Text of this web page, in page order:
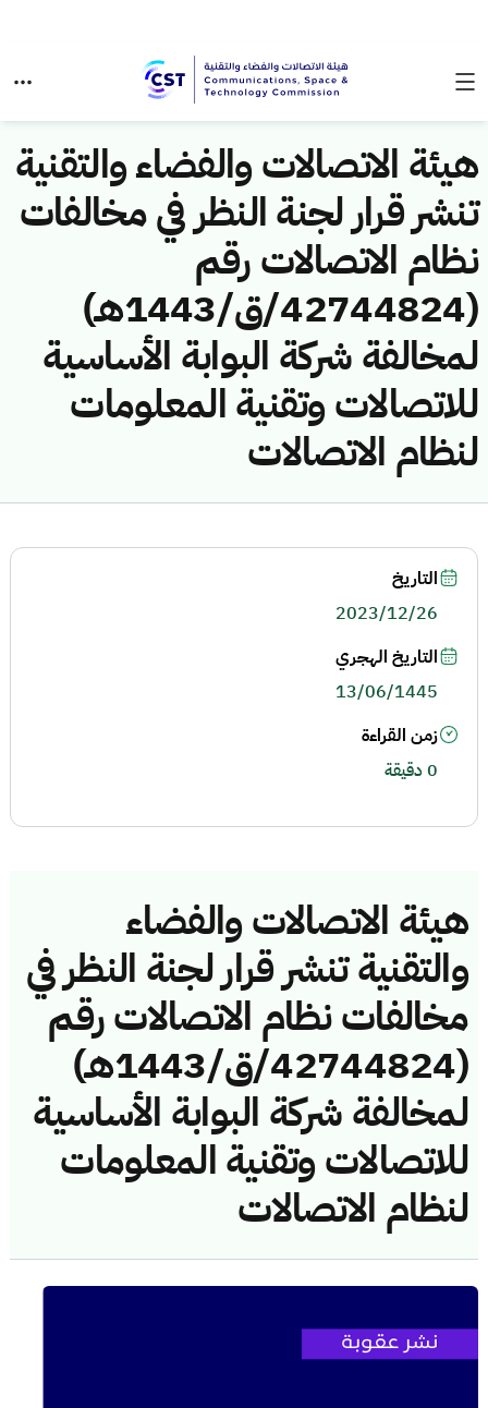
هيئة الاتصالات والفضاء والتقنية
تنشر قرار لجنة النظر في مخالفات
نظام الاتصالات رقم
(42744824/ق/1443هـ)
لمخالفة شركة البوابة الأساسية
للاتصالات وتقنية المعلومات
لنظام الاتصالات
هيئة الاتصالات والفضاء
والتقنية تنشر قرار لجنة النظر في
مخالفات نظام الاتصالات رقم
(42744824/ق/1443هـ)
لمخالفة شركة البوابة الأساسية
للاتصالات وتقنية المعلومات
لنظام الاتصالات
التاريخ
2023/12/26
التاريخ الهجري
13/06/1445
زمن القراءة
0 دقيقة